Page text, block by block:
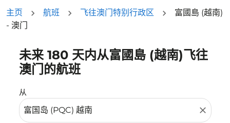
主页 航班 飞往澳门特别行政区
富國島 (越南)
- 澳门
未来 180 天内从富國島 (越南)飞往
澳门的航班
从
close
没有符合您的筛选条件的机票。请调整您的筛选条件。